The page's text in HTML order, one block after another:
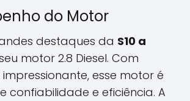
do Motor
destaques da S10 a
motor 2.8 Diesel. Com
esse motor é
confiabilidade e eficiência. A